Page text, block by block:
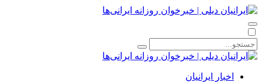
اخبار ایرانیان